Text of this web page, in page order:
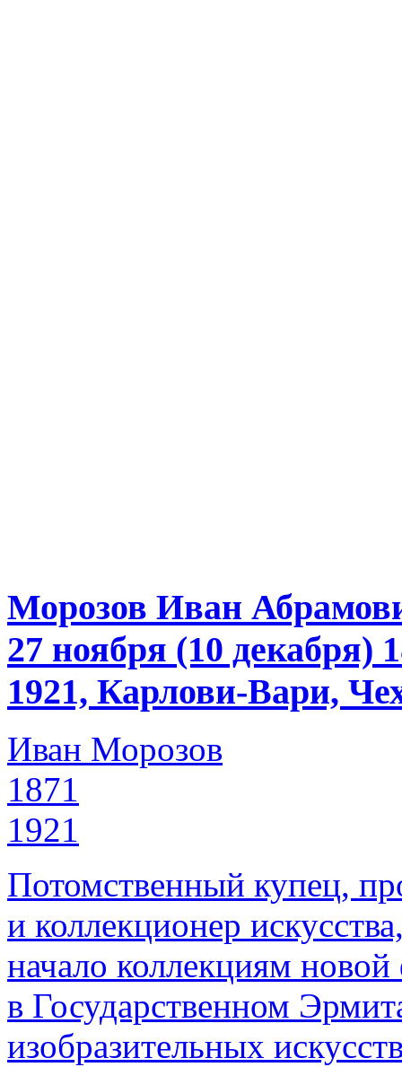
Морозов Иван
27 ноября (10
1921, Карлови-Вари,
Иван Морозов
1871
1921
Потомственный купец,
и коллекционер
начало коллекциям
в Государственном
изобразительных